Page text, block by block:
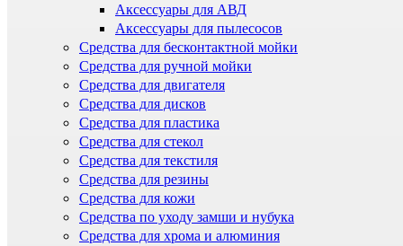
Аксессуары для АВД
Аксессуары для пылесосов
Средства для бесконтактной мойки
Средства для ручной мойки
Средства для двигателя
Средства для дисков
Средства для пластика
Средства для стекол
Средства для текстиля
Средства для резины
Средства для кожи
Средства по уходу замши и нубука
Средства для хрома и алюминия